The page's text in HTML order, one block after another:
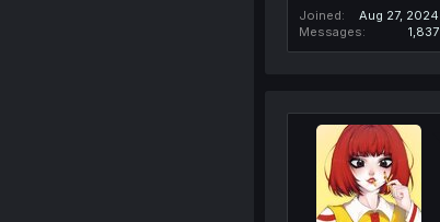
Joined
Aug 27, 2024
Messages
1,837